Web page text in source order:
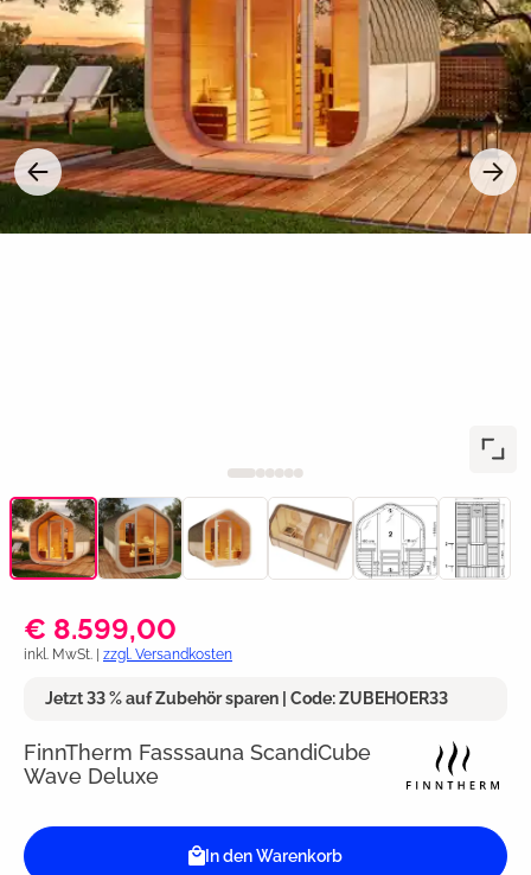
€ 8.599,00
inkl. MwSt. | zzgl. Versandkosten
Jetzt 33 % auf Zubehör sparen | Code: ZUBEHOER33
FinnTherm Fasssauna ScandiCube
Wave Deluxe
In den Warenkorb